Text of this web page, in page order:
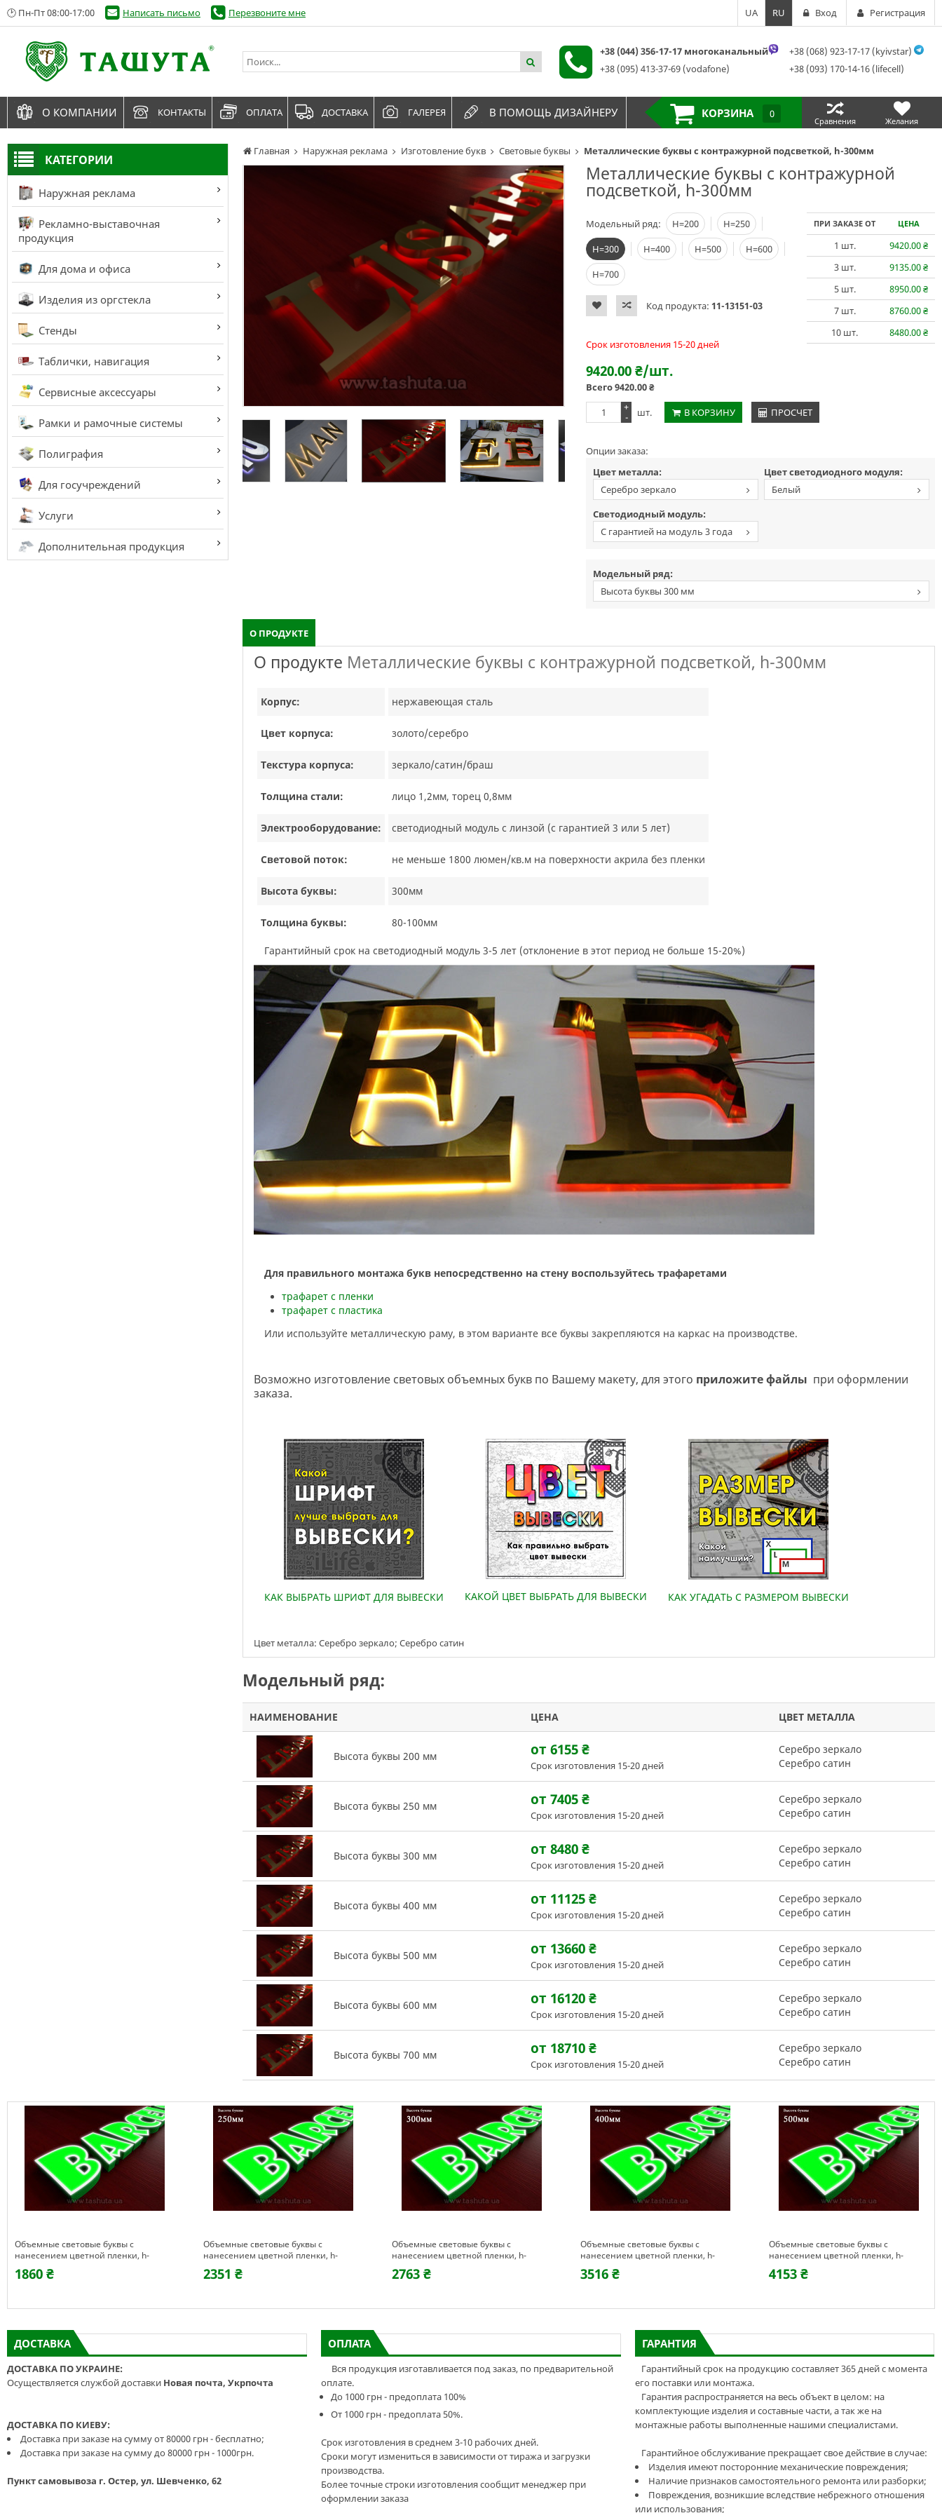
КАТЕГОРИИ
Наружная реклама
Рекламно-выставочная
продукция
Для дома и офиса
Изделия из оргстекла
Стенды
Таблички, навигация
Сервисные аксессуары
Рамки и рамочные системы
Полиграфия
Для госучреждений
Услуги
Дополнительная продукция
Главная Наружная реклама Изготовление букв Световые буквы Металлические буквы c контражурной подсветкой, h-300мм
Металлические буквы c контражурной
подсветкой, h-300мм
ПРИ ЗАКАЗЕ ОТ ЦЕНА
1 шт. 9420.00₴
3шт. 9135.00₴
5шт. 8950.00₴
7шт. 8760.00₴
10 шт. 8480.00₴
Модельный ряд: Н=200
Н=250
Н=300
Н=400 Н=500
Н=600
Н=700
Код продукта: 11-13151-03
Срок изготовления 15-20 дней
9420.00₴/шт.
Всего9420.00₴
+
-
шт. В КОРЗИНУ ПРОСЧЕТ
Опции заказа:
Цвет металла:
Серебро зеркало
Цвет светодиодного модуля:
Белый
Светодиодный модуль:
С гарантией на модуль 3 года
Модельный ряд:
Высота буквы 300 мм
О ПРОДУКТЕ
О продукте Металлические буквы c контражурной подсветкой, h-300мм
Корпус: нержавеющая сталь
Цвет корпуса: золото/серебро
Текстура корпуса: зеркало/сатин/браш
Толщина стали: лицо 1,2мм, торец 0,8мм
Электрооборудование: светодиодный модуль с линзой (с гарантией 3 или 5 лет)
Световой поток: не меньше 1800 люмен/кв.м на поверхности акрила без пленки
Высота буквы: 300мм
Толщина буквы: 80-100мм
Гарантийный срок на светодиодный модуль 3-5 лет (отклонение в этот период не больше 15-20%)
Для правильного монтажа букв непосредственно на стену воспользуйтесь трафаретами
трафарет с пленки
трафарет с пластика
Или используйте металлическую раму, в этом варианте все буквы закрепляются на каркас на производстве.
Возможно изготовление световых объемных букв по Вашему макету, для этого приложите файлы при оформлении
заказа.
КАК ВЫБРАТЬ ШРИФТ ДЛЯ ВЫВЕСКИ КАКОЙ ЦВЕТ ВЫБРАТЬ ДЛЯ ВЫВЕСКИ КАК УГАДАТЬ С РАЗМЕРОМ ВЫВЕСКИ
Цвет металла: Серебро зеркало; Серебро сатин
Модельный ряд:
НАИМЕНОВАНИЕ ЦЕНА ЦВЕТ МЕТАЛЛА
Высота буквы 200 мм от 6155₴
Срок изготовления 15-20 дней
Серебро зеркало
Серебро сатин
Высота буквы 250 мм от 7405₴
Срок изготовления 15-20 дней
Серебро зеркало
Серебро сатин
Высота буквы 300 мм от 8480₴
Срок изготовления 15-20 дней
Серебро зеркало
Серебро сатин
Высота буквы 400 мм от 11125₴
Срок изготовления 15-20 дней
Серебро зеркало
Серебро сатин
Высота буквы 500 мм от 13660₴
Срок изготовления 15-20 дней
Серебро зеркало
Серебро сатин
Высота буквы 600 мм от 16120₴
Срок изготовления 15-20 дней
Серебро зеркало
Серебро сатин
Высота буквы 700 мм от 18710₴
Срок изготовления 15-20 дней
Серебро зеркало
Серебро сатин
Объемные световые буквы с
нанесением цветной пленки, h-
200мм
1860 ₴
Объемные световые буквы с
нанесением цветной пленки, h-
250мм
2351 ₴
Объемные световые буквы с
нанесением цветной пленки, h-
300мм
2763 ₴
Объемные световые буквы с
нанесением цветной пленки, h-
400мм
3516 ₴
Объемные световые буквы с
нанесением цветной пленки, h-
500мм
4153 ₴
ДОСТАВКА
ДОСТАВКА ПО УКРАИНЕ:
Осуществляется службой доставки Новая почта, Укрпочта
ДОСТАВКА ПО КИЕВУ:
Доставка при заказе на сумму от 80000 грн - бесплатно;
Доставка при заказе на сумму до 80000 грн - 1000грн.
Пункт самовывоза г. Остер, ул. Шевченко, 62
ОПЛАТА
Вся продукция изготавливается под заказ, по предварительной
оплате.
До 1000 грн - предоплата 100%
От 1000 грн - предоплата 50%.
Срок изготовления в среднем 3-10 рабочих дней.
Сроки могут измениться в зависимости от тиража и загрузки
производства.
Более точные строки изготовления сообщит менеджер при
оформлении заказа
ГАРАНТИЯ
Гарантийный срок на продукцию составляет 365 дней с момента
его поставки или монтажа.
Гарантия распространяется на весь объект в целом: на
комплектующие изделия и составные части, а так же на
монтажные работы выполненные нашими специалистами.
Гарантийное обслуживание прекращает свое действие в случае:
Изделия имеют посторонние механические повреждения;
Наличие признаков самостоятельного ремонта или разборки;
Повреждения, возникшие вследствие небрежного отношения
или использования;
🕑 Пн-Пт 08:00-17:00 Написать письмо Перезвоните мне UA RU Вход Регистрация
+38 (044) 356-17-17 многоканальный
+38 (095) 413-37-69 (vodafone)
+38 (068) 923-17-17 (kyivstar)
+38 (093) 170-14-16 (lifecell)
О КОМПАНИИ КОНТАКТЫ ОПЛАТА ДОСТАВКА ГАЛЕРЕЯ В ПОМОЩЬ ДИЗАЙНЕРУ КОРЗИНА 0
Сравнения Желания